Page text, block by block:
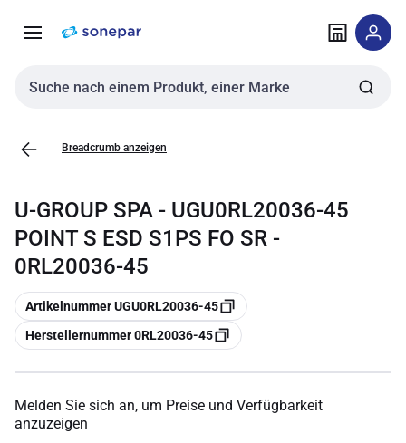
NavigationInhalt
Sucheingabe
Breadcrumb anzeigen
U-GROUP SPA - UGU0RL20036-45
POINT S ESD S1PS FO SR -
0RL20036-45
Kopieren
Artikelnummer UGU0RL20036-45
Kopieren
Herstellernummer 0RL20036-45
Melden Sie sich an, um Preise und Verfügbarkeit
anzuzeigen